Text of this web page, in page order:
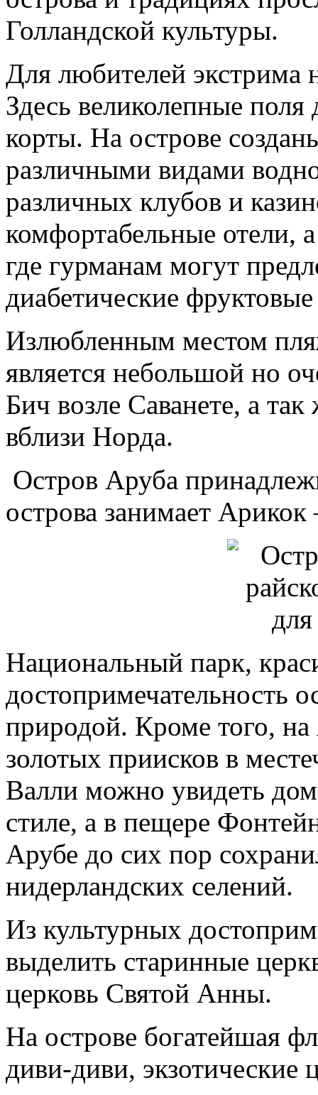
Голландской культуры.
Для любителей экстрима
Здесь великолепные
корты. На острове
различными видами
различных клубов и
комфортабельные отели,
где гурманам могут
диабетические
Излюбленным местом
является небольшой но
Бич возле Саванете, а
вблизи Норда.
Остров Аруба
острова занимает
Национальный парк,
достопримечательность
природой. Кроме того,
золотых приисков в
Валли можно увидеть
стиле, а в пещере
Арубе до сих пор
нидерландских селений.
Из культурных
выделить старинные
церковь Святой Анны.
На острове богатейшая
диви-диви, экзотические